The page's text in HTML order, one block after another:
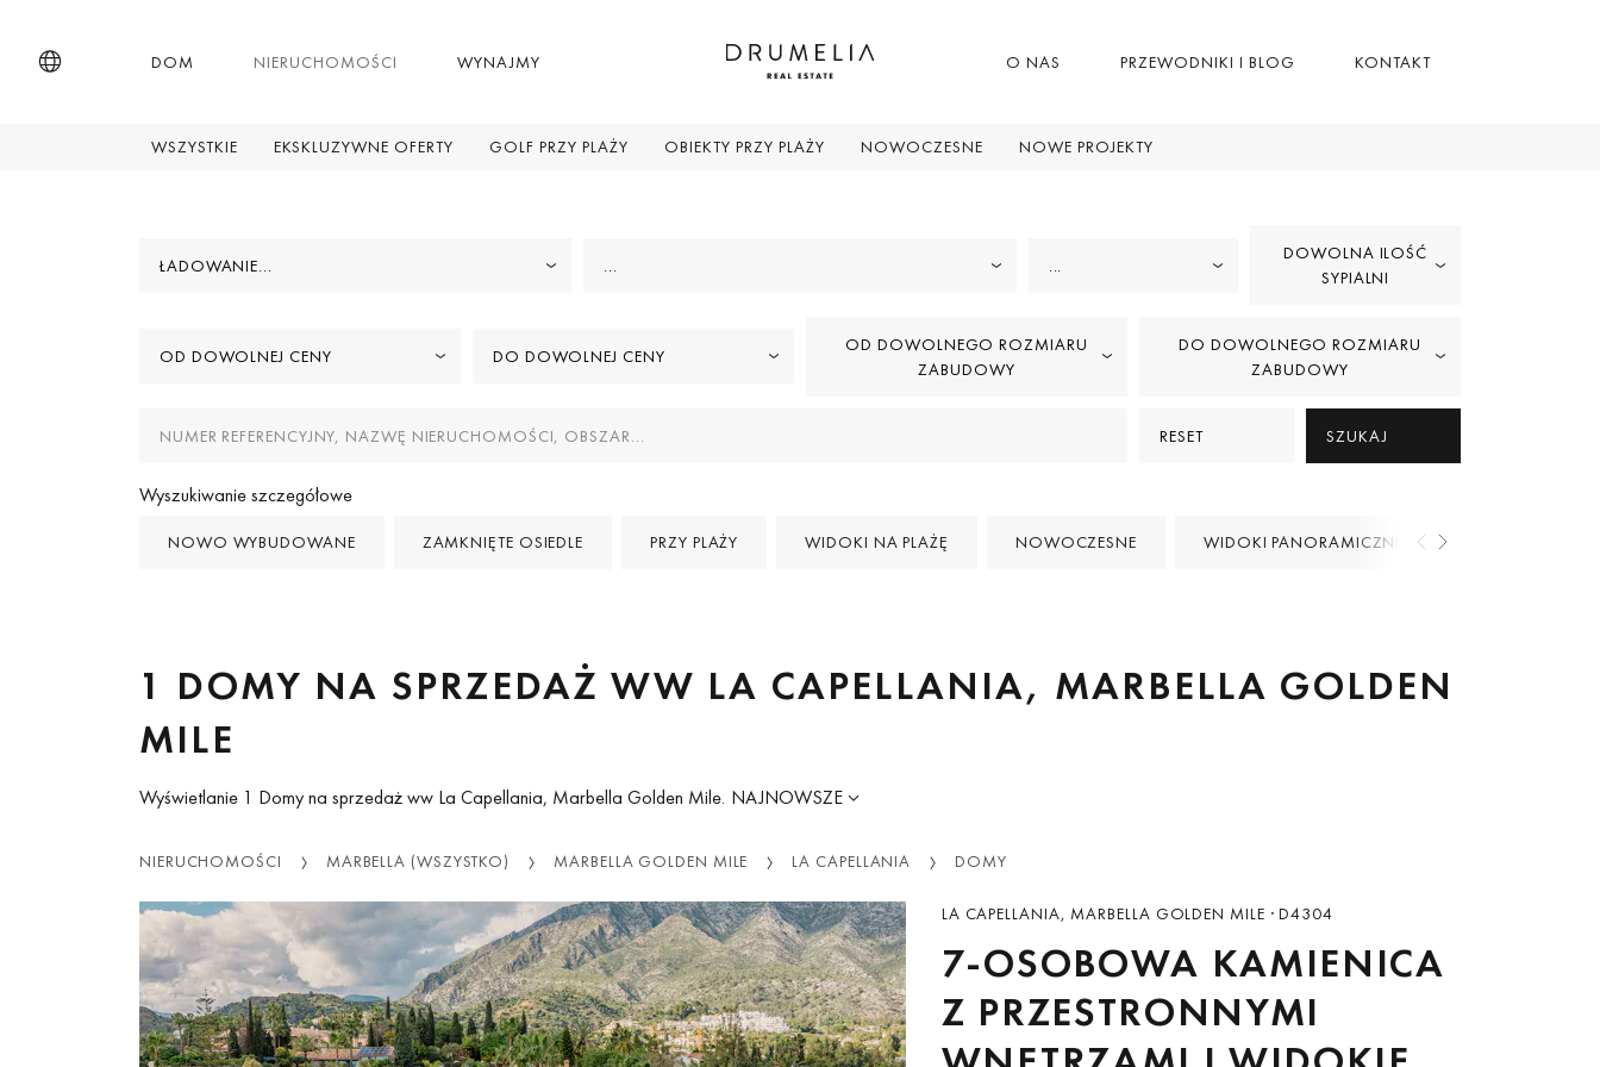
DOM NIERUCHOMOŚCI WYNAJMY O NAS PRZEWODNIKI I BLOG KONTAKT
WSZYSTKIE EKSKLUZYWNE OFERTY GOLF PRZY PLAŻY OBIEKTY PRZY PLAŻY NOWOCZESNE NOWE PROJEKTY
ŁADOWANIE...
DOWOLNA ILOŚĆ
SYPIALNI
OD DOWOLNEJ CENY DO DOWOLNEJ CENY
OD DOWOLNEGO ROZMIARU
ZABUDOWY
DO DOWOLNEGO ROZMIARU
ZABUDOWY
RESET SZUKAJ
Wyszukiwanie szczegółowe
NOWO WYBUDOWANE ZAMKNIĘTE OSIEDLE PRZY PLAŻY WIDOKI NA PLAŻĘ NOWOCZESNE WIDOKI PANORAMICZNE
1 DOMY NA SPRZEDAŻ WW LA CAPELLANIA, MARBELLA GOLDEN
MILE
Wyświetlanie 1 Domy na sprzedaż ww La Capellania, Marbella Golden Mile. NAJNOWSZE
NIERUCHOMOŚCI MARBELLA (WSZYSTKO) MARBELLA GOLDEN MILE LA CAPELLANIA DOMY
LA CAPELLANIA, MARBELLA GOLDEN MILE · D4304
7-OSOBOWA KAMIENICA
Z PRZESTRONNYMI